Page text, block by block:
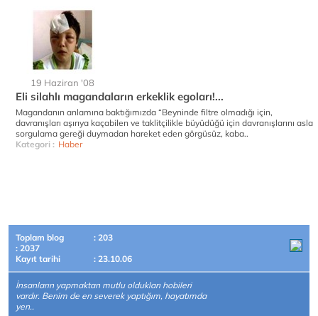
19 Haziran '08
Eli silahlı magandaların erkeklik egoları!...
Magandanın anlamına baktığımızda “Beyninde filtre olmadığı için,
davranışları aşırıya kaçabilen ve taklitçilikle büyüdüğü için davranışlarını asla
sorgulama gereği duymadan hareket eden görgüsüz, kaba..
Kategori : Haber
Toplam blog
: 203
: 2037
Kayıt tarihi
: 23.10.06
İnsanların yapmaktan mutlu oldukları hobileri
vardır. Benim de en severek yaptığım, hayatımda
yen..